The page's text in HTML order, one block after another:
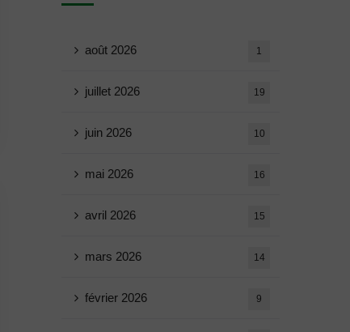
août 2026 1
juillet 2026 19
juin 2026 10
mai 2026 16
avril 2026 15
mars 2026 14
février 2026 9